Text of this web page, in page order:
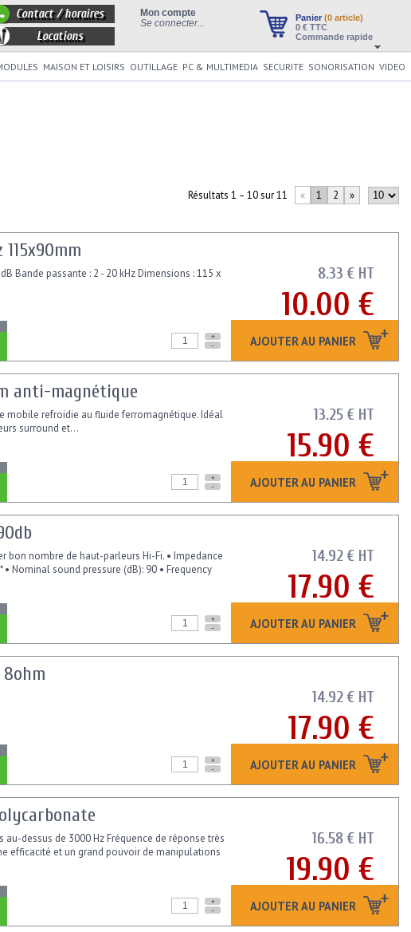
Panier (0 article)
0 € TTC
Commande rapide
Mon compte
Se connecter...
Contact / horaires
Locations
MAISON ET LOISIRS OUTILLAGE PC & MULTIMEDIA SECURITE SONORISATION VIDEO
Résultats 1 – 10 sur 11 « 1 2 »
8.33 € HT
10.00 €
AJOUTER AU PANIER
Bande passante : 2 - 20 kHz Dimensions : 115 x
+
-
13.25 € HT
15.90 €
AJOUTER AU PANIER
anti-magnétique
mobile refroidie au fluide ferromagnétique. Idéal
surround et...
+
-
14.92 € HT
17.90 €
AJOUTER AU PANIER
bon nombre de haut-parleurs Hi-Fi. • Impedance
Nominal sound pressure (dB): 90 • Frequency
+
-
14.92 € HT
17.90 €
AJOUTER AU PANIER
+
-
16.58 € HT
19.90 €
AJOUTER AU PANIER
dessus de 3000 Hz Fréquence de réponse très
efficacité et un grand pouvoir de manipulations
+
-